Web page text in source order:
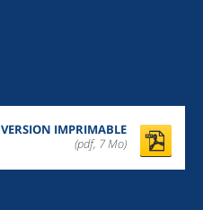
VERSION IMPRIMABLE
(pdf, 7 Mo)